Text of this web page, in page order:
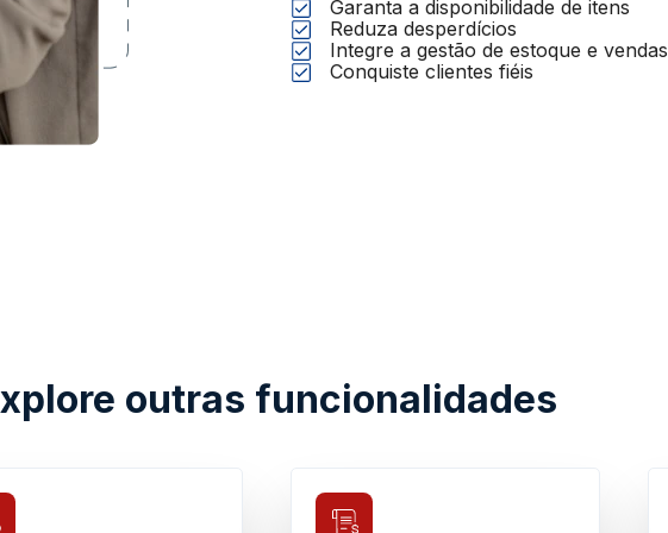
Garanta a disponibilidade de itens
Reduza desperdícios
Integre a gestão de estoque e vendas
Conquiste clientes fiéis
outras funcionalidades